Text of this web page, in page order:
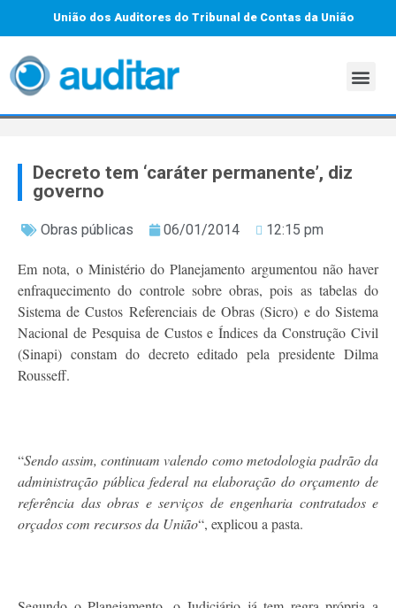
União dos Auditores do Tribunal de Contas da União
Decreto tem ‘caráter permanente’, diz
governo
Obras públicas 06/01/2014 12:15 pm
Em nota, o Ministério do Planejamento argumentou não haver
enfraquecimento do controle sobre obras, pois as tabelas do
Sistema de Custos Referenciais de Obras (Sicro) e do Sistema
Nacional de Pesquisa de Custos e Índices da Construção Civil
(Sinapi) constam do decreto editado pela presidente Dilma
Rousseff.
“Sendo assim, continuam valendo como metodologia padrão da
administração pública federal na elaboração do orçamento de
referência das obras e serviços de engenharia contratados e
orçados com recursos da União“, explicou a pasta.